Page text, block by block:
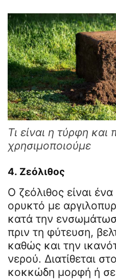
Τι είναι η τύρφη και
χρησιμοποιούμε
4. Ζεόλιθος
Ο ζεόλιθος είναι
ορυκτό με
κατά την
πριν τη φύτευση,
καθώς και την
νερού. Διατίθεται
κοκκώδη μορφή ή